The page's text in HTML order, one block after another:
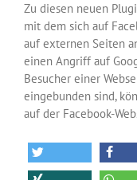
Zu diesen neuen
mit dem sich auf
auf externen Seiten
einen Angriff auf
Besucher einer
eingebunden sind,
auf der Facebook-